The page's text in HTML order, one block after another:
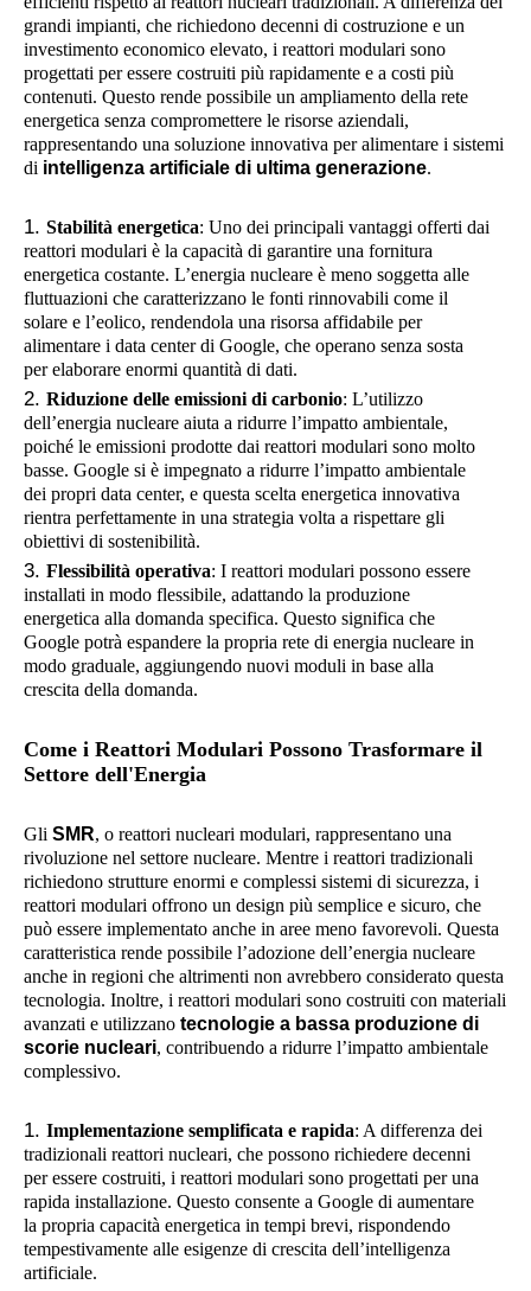
grandi impianti, che richiedono decenni di costruzione e un
investimento economico elevato, i reattori modulari sono
progettati per essere costruiti più rapidamente e a costi più
contenuti. Questo rende possibile un ampliamento della rete
energetica senza compromettere le risorse aziendali,
rappresentando una soluzione innovativa per alimentare i sistemi
di intelligenza artificiale di ultima generazione.
Stabilità energetica: Uno dei principali vantaggi offerti dai
reattori modulari è la capacità di garantire una fornitura
energetica costante. L’energia nucleare è meno soggetta alle
fluttuazioni che caratterizzano le fonti rinnovabili come il
solare e l’eolico, rendendola una risorsa affidabile per
alimentare i data center di Google, che operano senza sosta
per elaborare enormi quantità di dati.
Riduzione delle emissioni di carbonio: L’utilizzo
dell’energia nucleare aiuta a ridurre l’impatto ambientale,
poiché le emissioni prodotte dai reattori modulari sono molto
basse. Google si è impegnato a ridurre l’impatto ambientale
dei propri data center, e questa scelta energetica innovativa
rientra perfettamente in una strategia volta a rispettare gli
obiettivi di sostenibilità.
Flessibilità operativa: I reattori modulari possono essere
installati in modo flessibile, adattando la produzione
energetica alla domanda specifica. Questo significa che
Google potrà espandere la propria rete di energia nucleare in
modo graduale, aggiungendo nuovi moduli in base alla
crescita della domanda.
Come i Reattori Modulari Possono Trasformare il
Settore dell'Energia
Gli SMR, o reattori nucleari modulari, rappresentano una
rivoluzione nel settore nucleare. Mentre i reattori tradizionali
richiedono strutture enormi e complessi sistemi di sicurezza, i
reattori modulari offrono un design più semplice e sicuro, che
può essere implementato anche in aree meno favorevoli. Questa
caratteristica rende possibile l’adozione dell’energia nucleare
anche in regioni che altrimenti non avrebbero considerato questa
tecnologia. Inoltre, i reattori modulari sono costruiti con materiali
avanzati e utilizzano tecnologie a bassa produzione di
scorie nucleari, contribuendo a ridurre l’impatto ambientale
complessivo.
Implementazione semplificata e rapida: A differenza dei
tradizionali reattori nucleari, che possono richiedere decenni
per essere costruiti, i reattori modulari sono progettati per una
rapida installazione. Questo consente a Google di aumentare
la propria capacità energetica in tempi brevi, rispondendo
tempestivamente alle esigenze di crescita dell’intelligenza
artificiale.